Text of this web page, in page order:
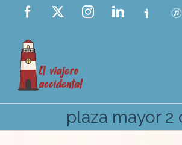
Saltar
contenido
Facebook InstagramLinkedIn
Ivoox
plaza mayor 2